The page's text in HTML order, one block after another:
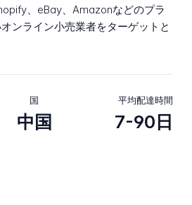
、eBay、Amazonなどのプラ
ンライン小売業者をターゲットと
国
中国
平均配達時間
7-90日